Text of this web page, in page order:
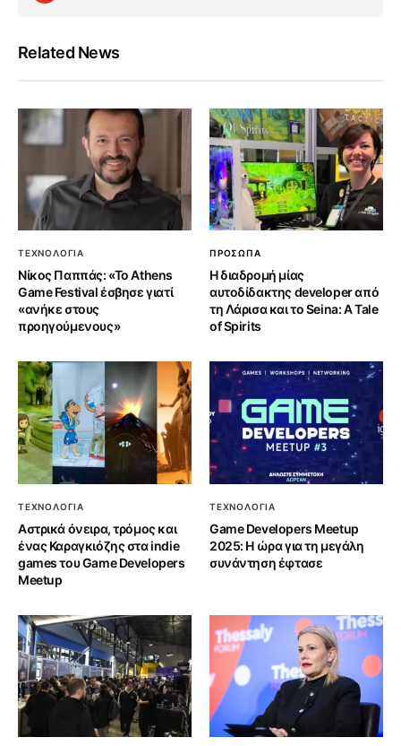
Related News
ΤΕΧΝΟΛΟΓΙΑ
Νίκος Παππάς: «Το Athens
Game Festival έσβησε γιατί
«ανήκε στους
προηγούμενους»
ΠΡΟΣΩΠΑ
Η διαδρομή μίας
αυτοδίδακτης developer από
τη Λάρισα και το Seina: A Tale
of Spirits
ΤΕΧΝΟΛΟΓΙΑ
Αστρικά όνειρα, τρόμος και
ένας Καραγκιόζης στα indie
games του Game Developers
Meetup
ΤΕΧΝΟΛΟΓΙΑ
Game Developers Meetup
2025: Η ώρα για τη μεγάλη
συνάντηση έφτασε